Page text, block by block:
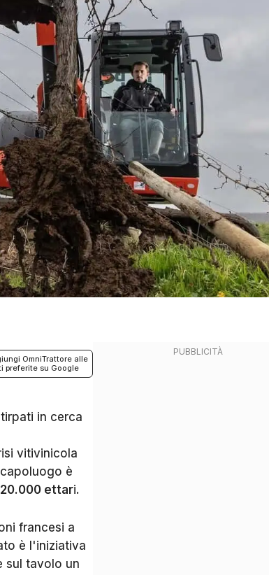
OmniTrattore alle
preferite su Google
in cerca
vitivinicola
è
ettari.
francesi a
è l'iniziativa
sul tavolo un